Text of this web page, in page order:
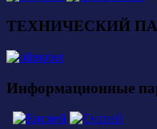
ТЕХНИЧЕСКИЙ
Информационные